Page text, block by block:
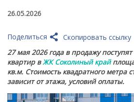
26.05.2026
Скопировать ссылку
Поделиться
27 мая 2026 года в продажу
квартир вЖК Соколиный край
кв.м. Стоимость квадратного метра
зависит от этажа, условий оплаты.